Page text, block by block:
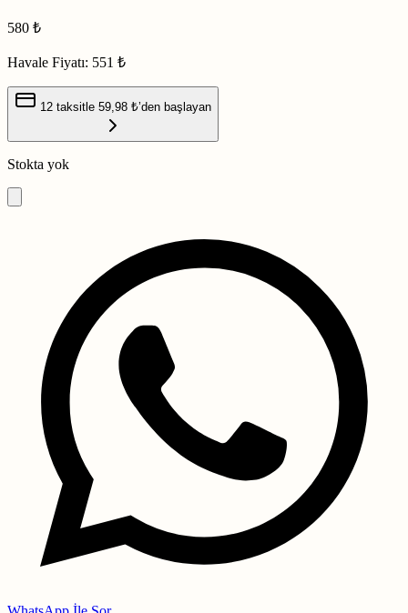
580 ₺
Havale Fiyatı: 551 ₺
12 taksitle 59,98 ₺’den başlayan
Stokta yok